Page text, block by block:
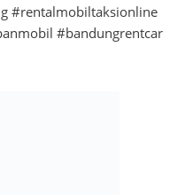
#rentalmobiltaksionline
#bandungrentcar